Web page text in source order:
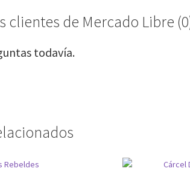
clientes de Mercado Libre
todavía.